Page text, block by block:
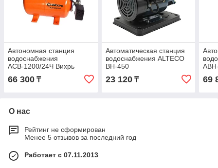
Автономная станция
водоснабжения
АСВ-1200/24Ч Вихрь
66 300 ₸
Автоматическая станция
водоснабжения ALTECO
ВН-450
23 120₸ 69
О нас
Рейтинг не сформирован
Менее 5 отзывов за последний год
Работает с 07.11.2013